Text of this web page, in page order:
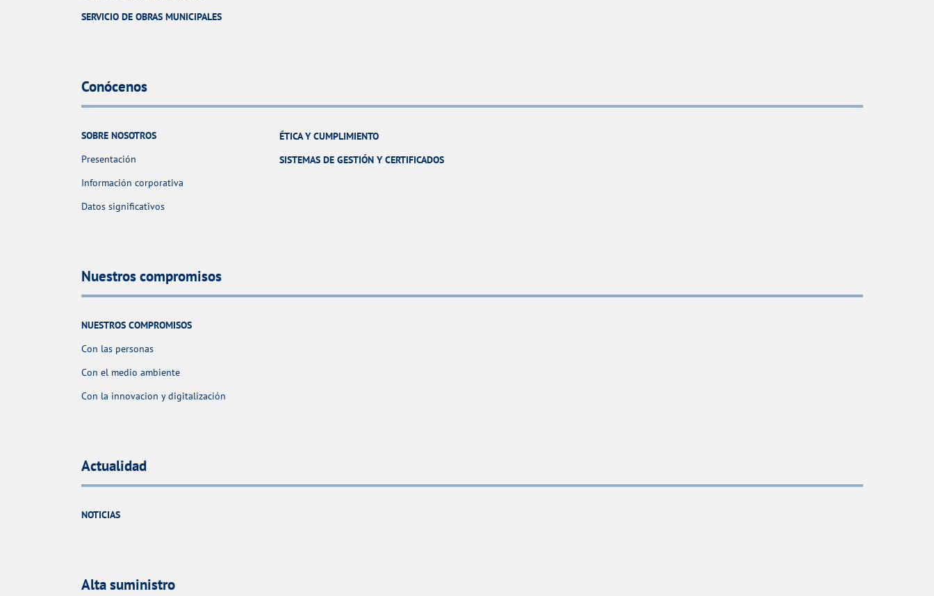
SERVICIO DE OBRAS MUNICIPALES
Conócenos
SOBRE NOSOTROS
Presentación
Información corporativa
Datos significativos
ÉTICA Y CUMPLIMIENTO
SISTEMAS DE GESTIÓN Y CERTIFICADOS
Nuestros compromisos
NUESTROS COMPROMISOS
Con las personas
Con el medio ambiente
Con la innovacion y digitalización
Actualidad
NOTICIAS
Alta suministro